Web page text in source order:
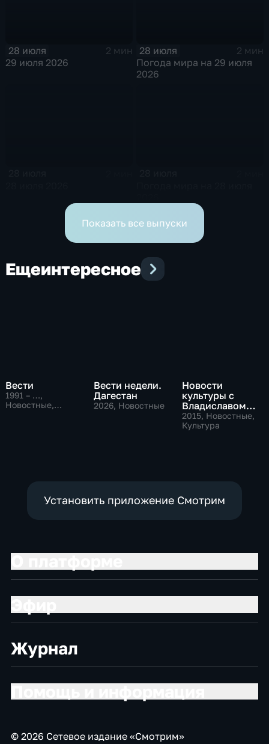
28 июля
2 мин
29 июля 2026
28 июля
2 мин
Погода мира на 29 июля
2026
Показать все выпуски
Ещеинтересное
Вести
1991 – …,
Новостные,
Вести недели.
Дагестан
2026, Новостные
Новости
культуры с
Владиславом
Флярковским
2015, Новостные,
Культура
Установить приложение Смотрим
Журнал
© 2026 Сетевое издание «Смотрим»